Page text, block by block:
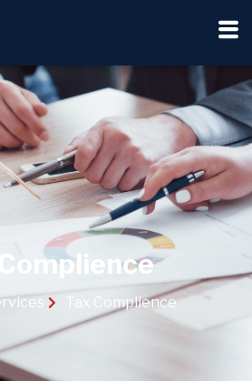
Complience
Tax Complience